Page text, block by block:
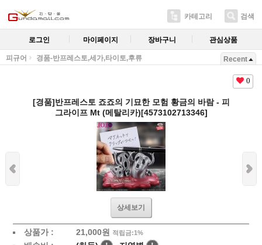
카테고리 검색
로그인 마이페이지 장바구니 관심상품
피규어 경품-반프레스토,세가,타이토,후류 Recent
0
[경품]반프레스토 죠죠의 기묘한 모험 황금의 바람 - 피
그라이프 Mt (메탈리카)[4573102713346]
상세보기
상품가 : 21,000원 적립금:1%